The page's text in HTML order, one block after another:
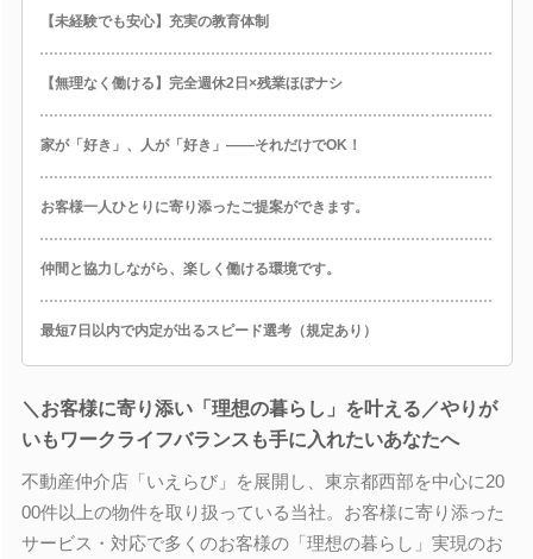
【未経験でも安心】充実の教育体制
【無理なく働ける】完全週休2日×残業ほぼナシ
家が「好き」、人が「好き」――それだけでOK！
お客様一人ひとりに寄り添ったご提案ができます。
仲間と協力しながら、楽しく働ける環境です。
最短7日以内で内定が出るスピード選考（規定あり）
＼お客様に寄り添い「理想の暮らし」を叶える／やりが
いもワークライフバランスも手に入れたいあなたへ
不動産仲介店「いえらび」を展開し、東京都西部を中心に20
00件以上の物件を取り扱っている当社。お客様に寄り添った
サービス・対応で多くのお客様の「理想の暮らし」実現のお